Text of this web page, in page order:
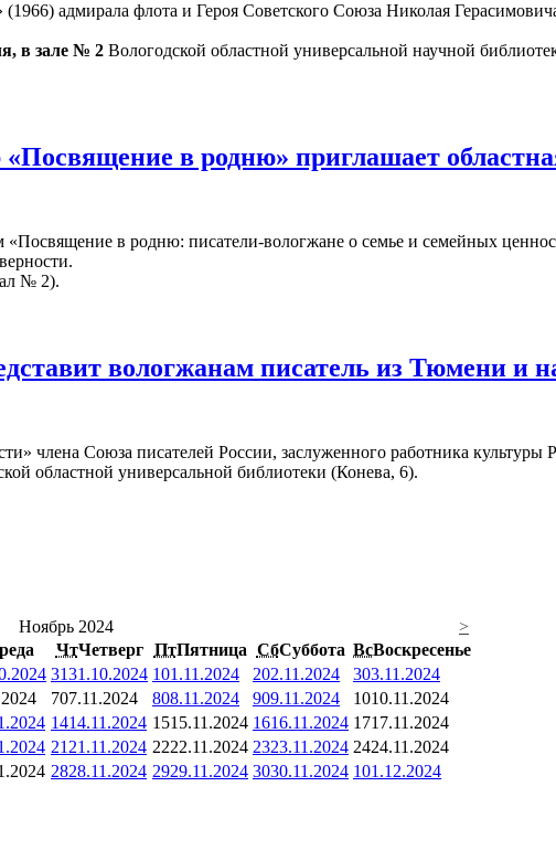
адмирала флота и Героя Советского Союза Николая
в зале № 2 Вологодской областной универсальной научной
в родню» приглашает
«Посвящение в родню: писатели-вологжане о семье и семейных
№ 2).
вологжанам писатель из Тюмени и
члена Союза писателей России, заслуженного работника
областной универсальной библиотеки (Конева, 6).
Ноябрь 2024
>
ЧтЧетверг ПтПятница СбСуббота ВсВоскресенье
3131.10.2024 101.11.2024 202.11.2024 303.11.2024
707.11.2024 808.11.2024 909.11.2024 1010.11.2024
1414.11.2024 1515.11.2024 1616.11.2024 1717.11.2024
21 21.11.2024 2222.11.2024 2323.11.2024 2424.11.2024
2828.11.2024 2929.11.2024 3030.11.2024 101.12.2024